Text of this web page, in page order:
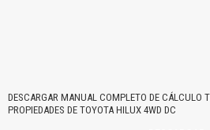
DESCARGAR MANUAL COMPLETO DE CÁLCULO
PROPIEDADES DE TOYOTA HILUX 4WD DC